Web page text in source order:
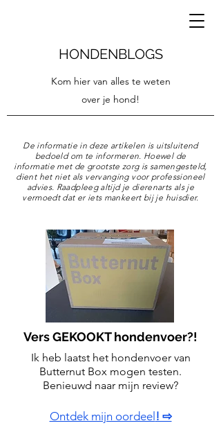
HONDENBLOGS
Kom hier van alles te weten
over je hond!
De informatie in deze artikelen is uitsluitend
bedoeld om te informeren. Hoewel de
informatie met de grootste zorg is samengesteld,
dient het niet als vervanging voor professioneel
advies. Raadpleeg altijd je dierenarts als je
vermoedt dat er iets mankeert bij je huisdier.
Vers GEKOOKT hondenvoer?!
Ik heb laatst het hondenvoer van
Butternut Box mogen testen.
Benieuwd naar mijn review?
Ontdek mijn oordeel ! ⇨